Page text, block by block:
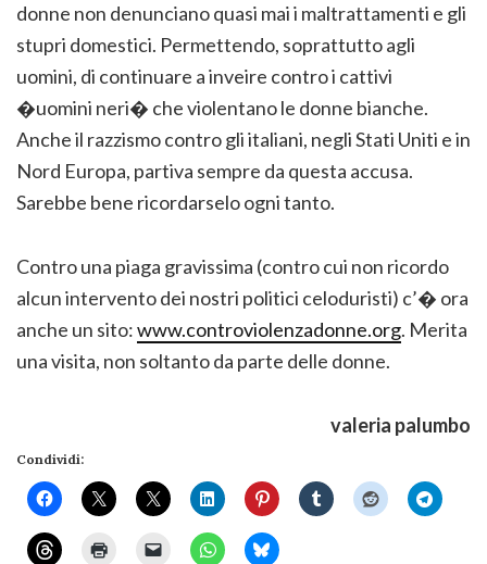
donne non denunciano quasi mai i maltrattamenti e gli
stupri domestici. Permettendo, soprattutto agli
uomini, di continuare a inveire contro i cattivi
�uomini neri� che violentano le donne bianche.
Anche il razzismo contro gli italiani, negli Stati Uniti e in
Nord Europa, partiva sempre da questa accusa.
Sarebbe bene ricordarselo ogni tanto.
Contro una piaga gravissima (contro cui non ricordo
alcun intervento dei nostri politici celoduristi) c’� ora
anche un sito:www.controviolenzadonne.org. Merita
una visita, non soltanto da parte delle donne.
valeria palumbo
Condividi: